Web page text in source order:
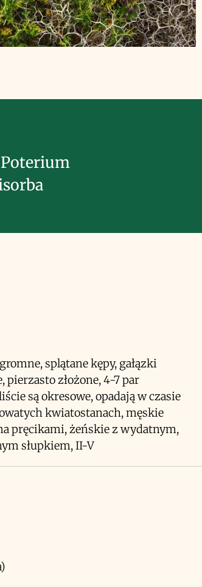
splątane kępy, gałązki
pierzasto złożone, 4-7 par
są okresowe, opadają w czasie
kwiatostanach, męskie
pręcikami, żeńskie z wydatnym,
słupkiem, II-V